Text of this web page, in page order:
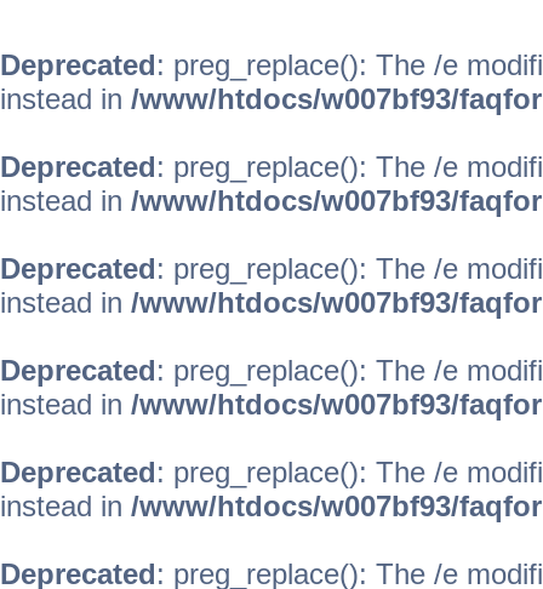
Deprecated: preg_replace(): The /e
instead in /www/htdocs/w007bf93/
Deprecated: preg_replace(): The /e
instead in /www/htdocs/w007bf93/
Deprecated: preg_replace(): The /e
instead in /www/htdocs/w007bf93/
Deprecated: preg_replace(): The /e
instead in /www/htdocs/w007bf93/
Deprecated: preg_replace(): The /e
instead in /www/htdocs/w007bf93/
Deprecated: preg_replace(): The /e